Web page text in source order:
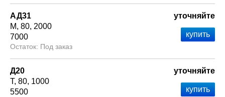
АД31
М 80 2000
7000
Под заказ
уточняйте
Д20
Т 80 1000
5500
уточняйте